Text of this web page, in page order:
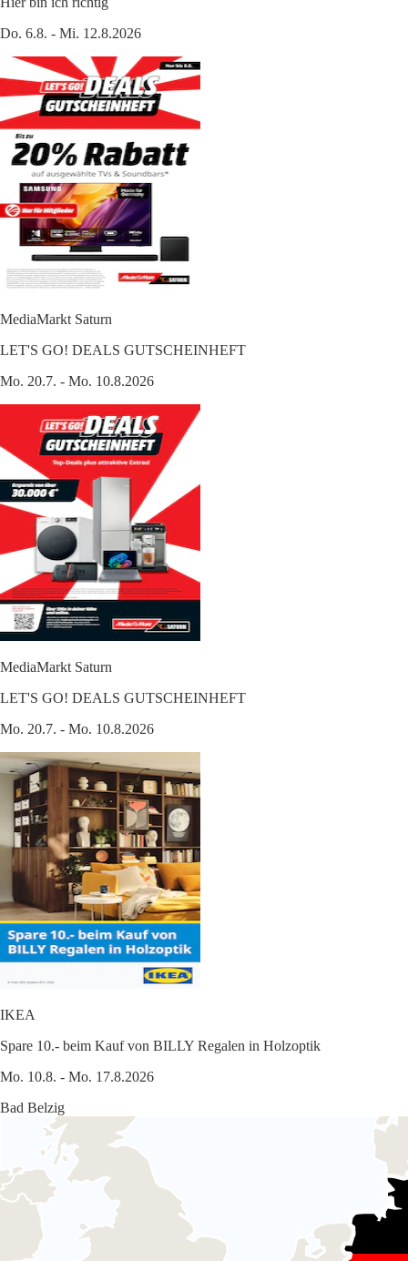
Do. 6.8. - Mi. 12.8.2026
MediaMarkt Saturn
LET'S GO! DEALS GUTSCHEINHEFT
Mo. 20.7. - Mo. 10.8.2026
MediaMarkt Saturn
LET'S GO! DEALS GUTSCHEINHEFT
Mo. 20.7. - Mo. 10.8.2026
IKEA
Spare 10.- beim Kauf von BILLY Regalen in Holzoptik
Mo. 10.8. - Mo. 17.8.2026
Bad Belzig